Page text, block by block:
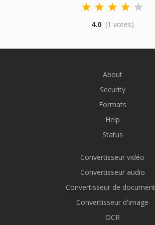
4.0 (1 votes)
About
Security
Formats
Help
Status
Convertisseur vidéo
Convertisseur audio
Convertisseur de
Convertisseur d'image
OCR